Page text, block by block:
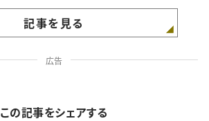
記事を見る
広告
この記事をシェアする